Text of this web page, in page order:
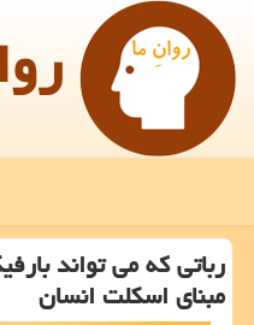
رباتی كه می تواند
مبنای اسكلت انسان